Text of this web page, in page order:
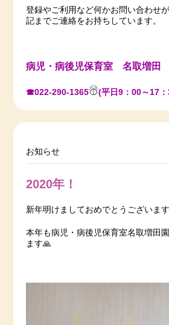
登録やご利用など何かお問い合わせ
記までご連絡をお持ちしています。
病児・病後児保育室 名取増田
☎022-290-1365 (平日9：00～17
お知らせ
2020年！
新年明けましておめでとうございま
本年も病児・病後児保育室名取増田
ます🙏